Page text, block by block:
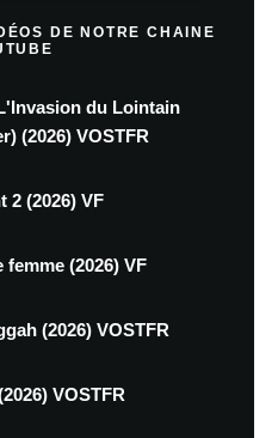
DE NOTRE CHAINE
du Lointain
(2026) VOSTFR
2 (2026) VF
(2026) VF
(2026) VOSTFR
VOSTFR